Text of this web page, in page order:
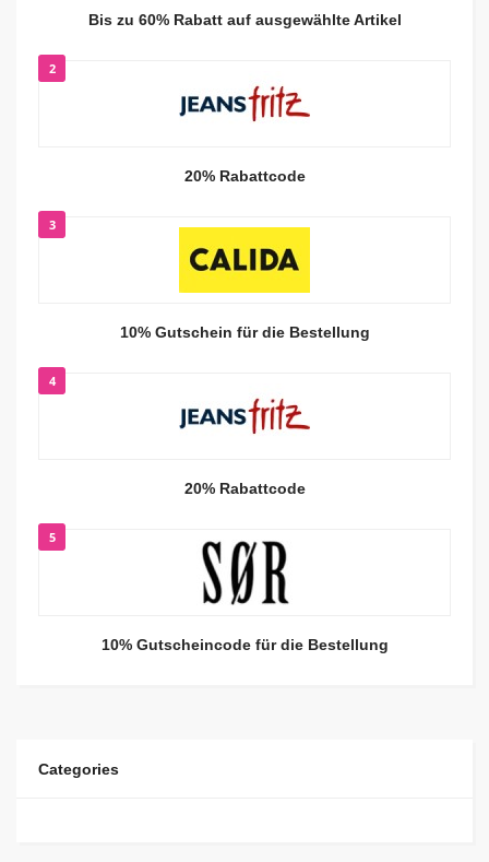
Bis zu 60% Rabatt auf ausgewählte Artikel
2
20% Rabattcode
3
10% Gutschein für die Bestellung
4
20% Rabattcode
5
10% Gutscheincode für die Bestellung
Categories